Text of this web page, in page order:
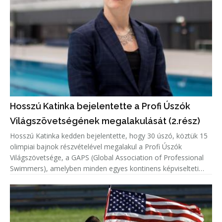
Hosszú Katinka bejelentette a Profi Úszók
Világszövetségének megalakulását (2.rész)
Hosszú Katinka kedden bejelentette, hogy 30 úszó, köztük 15
olimpiai bajnok részvételével megalakul a Profi Úszók
Világszövetsége, a GAPS (Global Association of Professional
Swimmers), amelyben minden egyes kontinens képviselteti